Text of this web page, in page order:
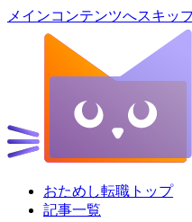
メインコンテンツへスキッ
おためし転職トップ
記事一覧